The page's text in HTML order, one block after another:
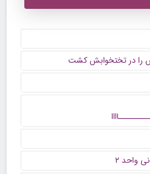
را در تختخوابش کشت
واحد ۲